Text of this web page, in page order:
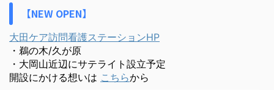
【NEW OPEN】
大田ケア訪問看護ステーションHP
・鵜の木/久が原
・大岡山近辺にサテライト設立予定
開設にかける想いは こちらから